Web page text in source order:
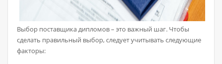
Выбор поставщика дипломов – это важный шаг. Чтобы
сделать правильный выбор, следует учитывать следующие
факторы: